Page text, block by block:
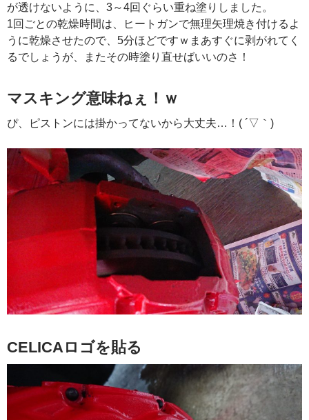
が透けないように、3～4回ぐらい重ね塗りしました。
1回ごとの乾燥時間は、ヒートガンで無理矢理焼き付けるよ
うに乾燥させたので、5分ほどですｗまあすぐに剥がれてく
るでしょうが、またその時塗り直せばいいのさ！
マスキング意味ねぇ！ｗ
ぴ、ピストンには掛かってないから大丈夫…！( ´▽｀)
CELICAロゴを貼る